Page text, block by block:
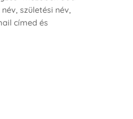
születési név,
címed és